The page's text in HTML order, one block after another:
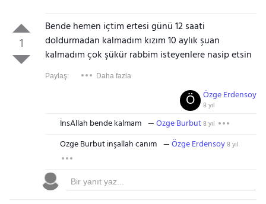
1
Bende hemen içtim ertesi günü 12 saati
doldurmadan kalmadım kızım 10 aylık şuan
kalmadım çok şükür rabbim isteyenlere nasip etsin
Paylaş: Daha fazla
Özge Erdensoy
8 yıl
Ö
İnsAllah bende kalmam Ozge Burbut8 yıl
Ozge Burbut inşallah canım Özge Erdensoy8 yıl